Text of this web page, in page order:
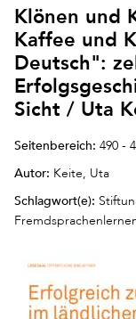
Klönen und
Kaffee und
Deutsch":
Sicht / Uta
Seitenbereich: 490 -
Autor: Keite, Uta
Schlagwort(e):